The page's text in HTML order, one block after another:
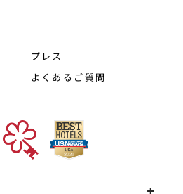
プレス
よくあるご質問